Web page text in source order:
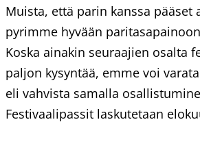
Muista, että parin kanssa pääset
pyrimme hyvään
Koska ainakin seuraajien osalta
paljon kysyntää, emme voi
eli vahvista samalla
Festivaalipassit laskutetaan